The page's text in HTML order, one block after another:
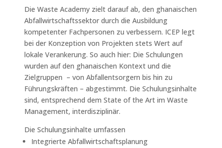
Die Waste Academy zielt darauf ab, den ghanaischen
Abfallwirtschaftssektor durch die Ausbildung
kompetenter Fachpersonen zu verbessern. ICEP legt
bei der Konzeption von Projekten stets Wert auf
lokale Verankerung. So auch hier: Die Schulungen
wurden auf den ghanaischen Kontext und die
Zielgruppen – von Abfallentsorgern bis hin zu
Führungskräften – abgestimmt. Die Schulungsinhalte
sind, entsprechend dem State of the Art im Waste
Management, interdisziplinär.
Die Schulungsinhalte umfassen
Integrierte Abfallwirtschaftsplanung